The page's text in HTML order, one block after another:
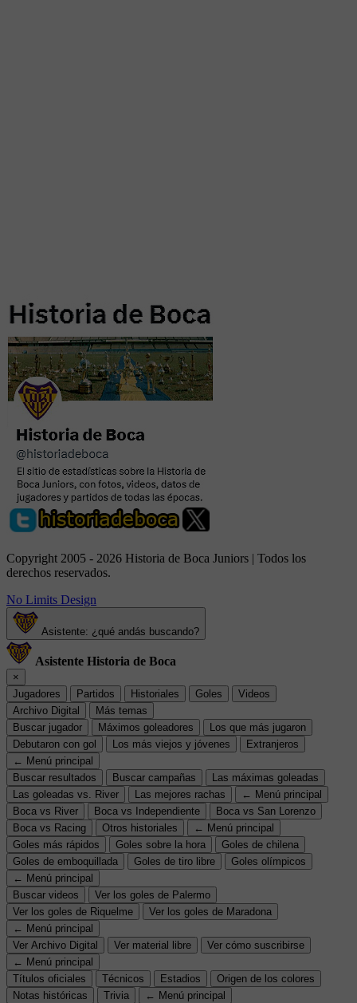
Copyright 2005 - 2026 Historia de Boca Juniors | Todos los
derechos reservados.
No Limits Design
Asistente: ¿qué andás buscando?
Asistente Historia de Boca
×
Jugadores
Partidos Historiales Goles
Videos
Archivo Digital
Más temas
Buscar jugador
Máximos goleadores
Los que más jugaron
Debutaron con gol
Los más viejos y jóvenes
Extranjeros
← Menú principal
Buscar resultados
Buscar campañas
Las máximas goleadas
Las goleadas vs. River
Las mejores rachas
← Menú principal
Boca vs River
Boca vs Independiente
Boca vs San Lorenzo
Boca vs Racing
Otros historiales
← Menú principal
Goles más rápidos
Goles sobre la hora
Goles de chilena
Goles de emboquillada
Goles de tiro libre
Goles olímpicos
← Menú principal
Buscar videos
Ver los goles de Palermo
Ver los goles de Riquelme
Ver los goles de Maradona
← Menú principal
Ver Archivo Digital
Ver material libre
Ver cómo suscribirse
← Menú principal
Títulos oficiales
Técnicos Estadios
Origen de los colores
Notas históricas
Trivia ← Menú principal